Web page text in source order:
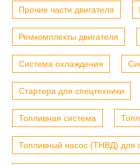
Прочие части двигателя
Ремкомплекты двигателя
Система охлаждения
Стартера для спецтехники
Топливная система
Топливный насос (ТНВД) для